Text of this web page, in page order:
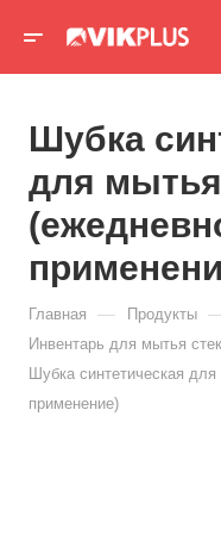
Шубка
для мытья
Главная — Продукты
Инвентарь для мытья
Шубка синтетическая
применение)